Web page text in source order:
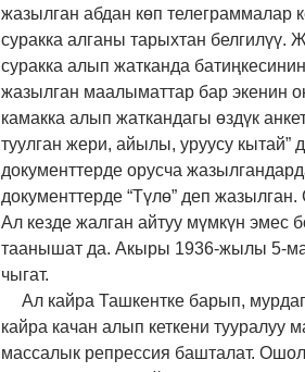
жазылган абдан көп телеграммалар
суракка алганы тарыхтан
суракка алып жатканда
жазылган маалыматтар бар экенин
камакка алып жаткандагы өздүк
туулган жери, айылы, уруусу
документтерде орусча
документтерде “Түлө” деп
Ал кезде жалган айтуу мүмкүн
таанышат да. Акыры 1936-жылы 5-
чыгат.
Ал кайра Ташкентке барып,
кайра качан алып кеткени
массалык репрессия башталат.